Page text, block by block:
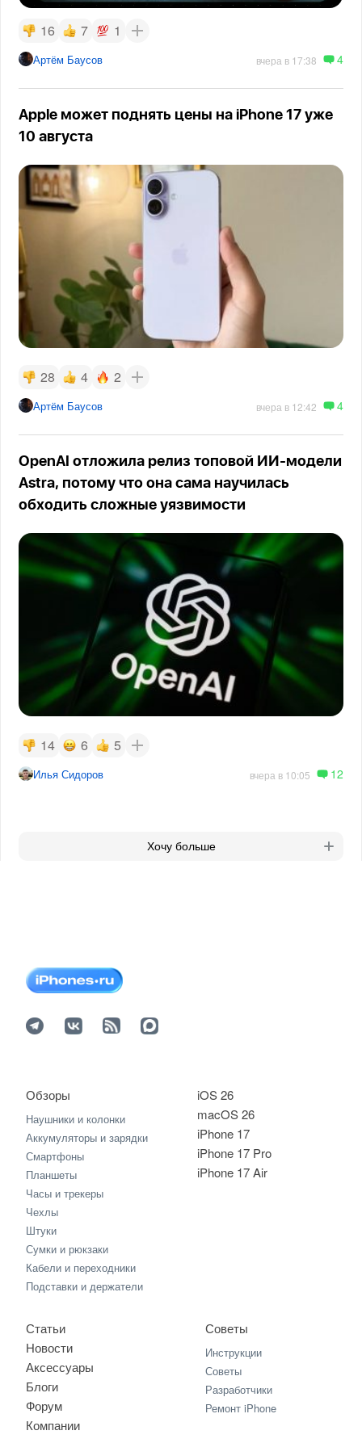
16 7 1
Артём Баусов вчера в 17:38 4
Apple может поднять цены на iPhone 17 уже
10 августа
28 4 2
Артём Баусов вчера в 12:42 4
OpenAI отложила релиз топовой ИИ-модели
Astra, потому что она сама научилась
обходить сложные уязвимости
14 6 5
Илья Сидоров вчера в 10:05 12
Хочу больше
iOS 26
macOS 26
iPhone 17
iPhone 17 Pro
iPhone 17 Air
Обзоры
Наушники и колонки
Аккумуляторы и зарядки
Смартфоны
Планшеты
Часы и трекеры
Чехлы
Штуки
Сумки и рюкзаки
Кабели и переходники
Подставки и держатели
Статьи
Новости
Аксессуары
Блоги
Форум
Компании
Советы
Инструкции
Советы
Разработчики
Ремонт iPhone